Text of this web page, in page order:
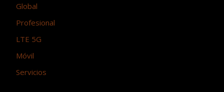
Global
Profesional
LTE 5G
Móvil
Servicios